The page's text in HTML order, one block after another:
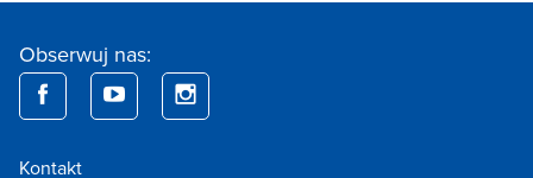
Obserwuj nas:
Kontakt